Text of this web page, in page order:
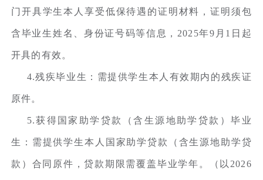
门开具学生本人享受低保待遇的证明材料，证明须包
含毕业生姓名、身份证号码等信息，2025年9月1日起
开具的有效。
4.残疾毕业生：需提供学生本人有效期内的残疾证
原件。
5.获得国家助学贷款（含生源地助学贷款）毕业
生：需提供学生本人国家助学贷款（含生源地助学贷
款）合同原件，贷款期限需覆盖毕业学年。（以2026